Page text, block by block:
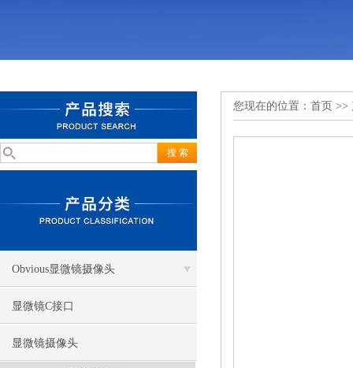
Obvious显微镜摄像头
显微镜C接口
显微镜摄像头
您现在的位置： 首页 >>